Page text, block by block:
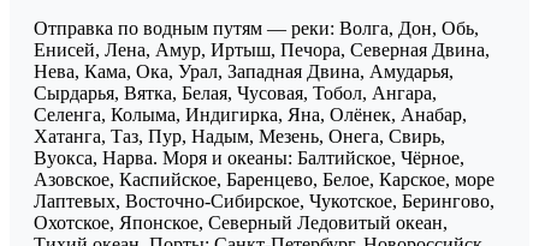
Отправка по водным путям — реки: Волга, Дон, Обь,
Енисей, Лена, Амур, Иртыш, Печора, Северная Двина,
Нева, Кама, Ока, Урал, Западная Двина, Амударья,
Сырдарья, Вятка, Белая, Чусовая, Тобол, Ангара,
Селенга, Колыма, Индигирка, Яна, Олёнек, Анабар,
Хатанга, Таз, Пур, Надым, Мезень, Онега, Свирь,
Вуокса, Нарва. Моря и океаны: Балтийское, Чёрное,
Азовское, Каспийское, Баренцево, Белое, Карское, море
Лаптевых, Восточно-Сибирское, Чукотское, Берингово,
Охотское, Японское, Северный Ледовитый океан,